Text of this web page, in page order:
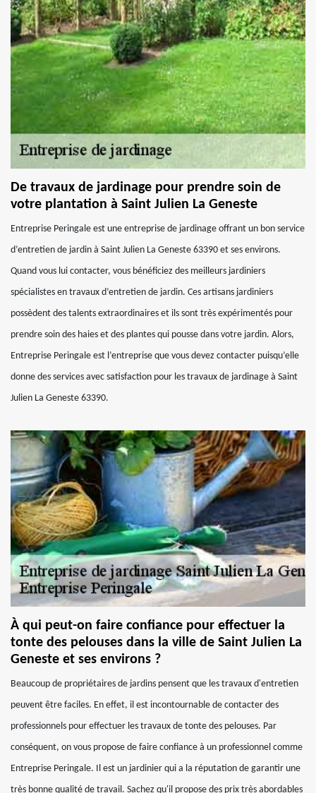
De travaux de jardinage pour prendre soin de
votre plantation à Saint Julien La Geneste
Entreprise Peringale est une entreprise de jardinage offrant un bon service
d’entretien de jardin à Saint Julien La Geneste 63390 et ses environs.
Quand vous lui contacter, vous bénéficiez des meilleurs jardiniers
spécialistes en travaux d’entretien de jardin. Ces artisans jardiniers
possèdent des talents extraordinaires et ils sont très expérimentés pour
prendre soin des haies et des plantes qui pousse dans votre jardin. Alors,
Entreprise Peringale est l’entreprise que vous devez contacter puisqu’elle
donne des services avec satisfaction pour les travaux de jardinage à Saint
Julien La Geneste 63390.
À qui peut-on faire confiance pour effectuer la
tonte des pelouses dans la ville de Saint Julien La
Geneste et ses environs ?
Beaucoup de propriétaires de jardins pensent que les travaux d'entretien
peuvent être faciles. En effet, il est incontournable de contacter des
professionnels pour effectuer les travaux de tonte des pelouses. Par
conséquent, on vous propose de faire confiance à un professionnel comme
Entreprise Peringale. Il est un jardinier qui a la réputation de garantir une
très bonne qualité de travail. Sachez qu'il propose des prix très abordables